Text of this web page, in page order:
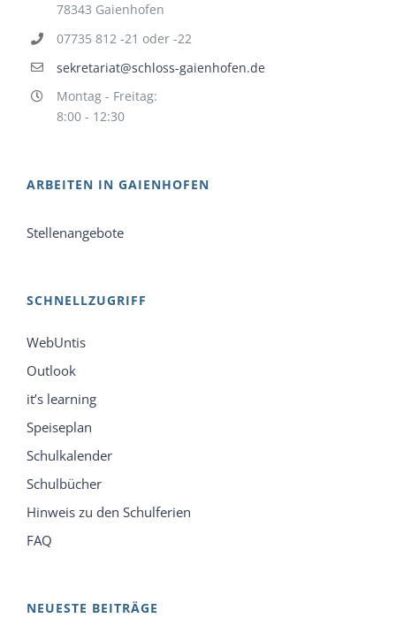
78343 Gaienhofen
07735 812 -21 oder -22
sekretariat@schloss-gaienhofen.de
Montag - Freitag:
8:00 - 12:30
ARBEITEN IN GAIENHOFEN
Stellenangebote
SCHNELLZUGRIFF
WebUntis
Outlook
it’s learning
Speiseplan
Schulkalender
Schulbücher
Hinweis zu den Schulferien
FAQ
NEUESTE BEITRÄGE